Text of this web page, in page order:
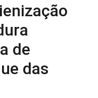
de
das